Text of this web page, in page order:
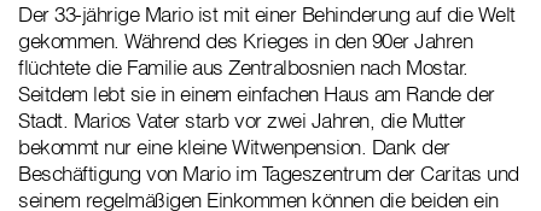
Der 33-jährige Mario ist mit einer Behinderung auf die Welt
gekommen. Während des Krieges in den 90er Jahren
flüchtete die Familie aus Zentralbosnien nach Mostar.
Seitdem lebt sie in einem einfachen Haus am Rande der
Stadt. Marios Vater starb vor zwei Jahren, die Mutter
bekommt nur eine kleine Witwenpension. Dank der
Beschäftigung von Mario im Tageszentrum der Caritas und
seinem regelmäßigen Einkommen können die beiden ein